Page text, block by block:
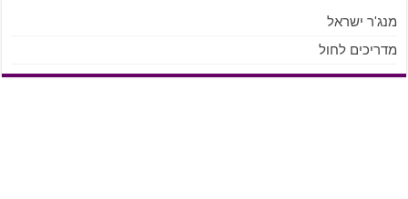
מנג'ר ישראל
מדריכים לחול